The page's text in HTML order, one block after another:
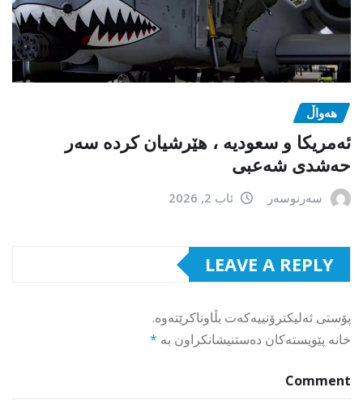
هەواڵ
ئەمریکا و سعودیە ، هێرشیان کردە سەر
حەشدی شەعبی
سەرنوسەر ئاب 2, 2026
LEAVE A REPLY
پۆستی ئەلیکترۆنییەکەت بڵاوناکرێتەوە.
خانە پێویستەکان دەستنیشانکراون بە *
Comment